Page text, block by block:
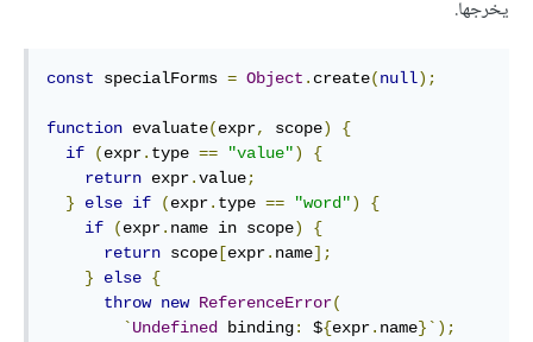
يخرجها.
const specialForms = Object . create(null);
function evaluate(expr, scope)
{
if
(expr. type == "value")
{
return expr.value;
}
else if (expr. type == "word")
{
if
(expr. name in scope)
{
return scope [expr. name];
}
else {
throw new ReferenceError(
`Undefined binding: ${expr. name}`);